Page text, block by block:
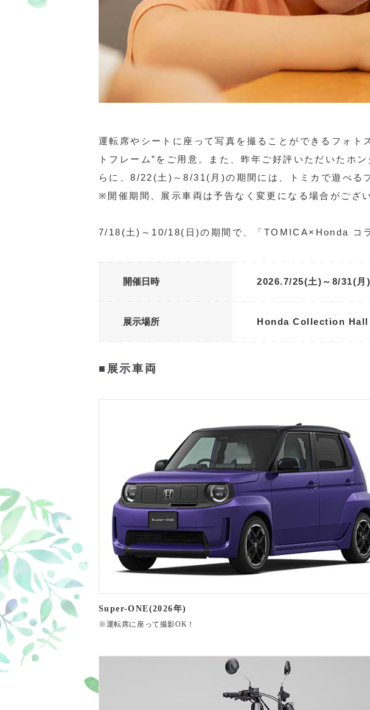
運転席やシートに座って写真を撮ることができるフォ
トフレーム”をご用意。また、昨年ご好評いただいたホ
らに、8/22(土)～8/31(月)の期間には、トミカで遊べる
※開催期間、展示車両は予告なく変更になる場合がござ
7/18(土)～10/18(日)の期間で、「TOMICA×Honda コ
開催日時 2026.7/25(土)～8/31(月)
展示場所 Honda Collection Hall
■展示車両
Super-ONE(2026年)
※運転席に座って撮影OK！